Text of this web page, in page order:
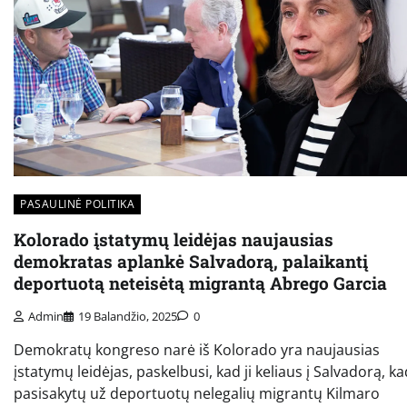
PASAULINĖ POLITIKA
Kolorado įstatymų leidėjas naujausias
demokratas aplankė Salvadorą, palaikantį
deportuotą neteisėtą migrantą Abrego Garcia
Admin 19 Balandžio, 2025 0
Demokratų kongreso narė iš Kolorado yra naujausias
įstatymų leidėjas, paskelbusi, kad ji keliaus į Salvadorą,
pasisakytų už deportuotų nelegalių migrantų Kilmaro